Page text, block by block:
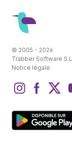
© 2005 - 2026
Trabber Software
Notice légale